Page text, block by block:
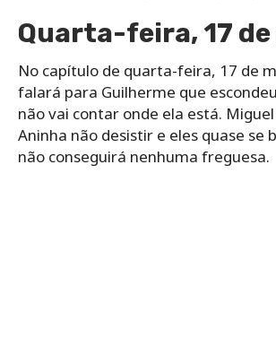
Quarta-feira, 17 de
No capítulo de quarta-feira, 17 de
falará para Guilherme que
não vai contar onde ela está.
Aninha não desistir e eles quase se
não conseguirá nenhuma freguesa.